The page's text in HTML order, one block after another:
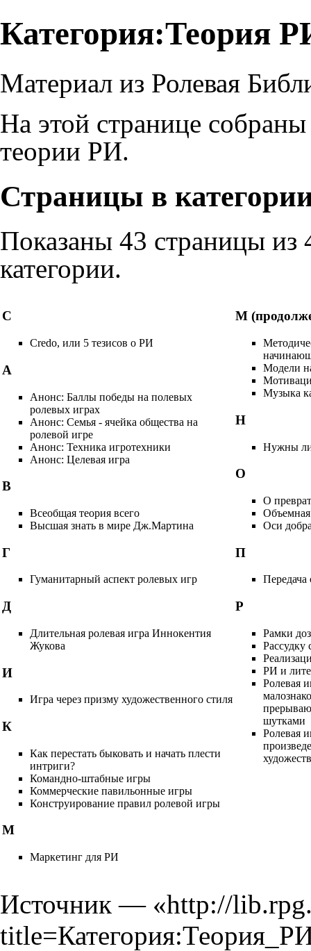
Категория:Теория
Материал из Ролевая
На этой странице
теории РИ.
Страницы в
Показаны 43 страницы из
категории.
C
Credo, или 5 тезисов о РИ
А
Анонс: Баллы победы на полевых
ролевых играх
Анонс: Семья - ячейка общества на
ролевой игре
Анонс: Техника игротехники
Анонс: Целевая игра
В
Всеобщая теория всего
Высшая знать в мире Дж.Мартина
Г
Гуманитарный аспект ролевых игр
Д
Длительная ролевая игра Иннокентия
Жукова
И
Игра через призму художественного стиля
К
Как перестать быковать и начать плести
интриги?
Командно-штабные игры
Коммерческие павильонные игры
Конструирование правил ролевой игры
М
Маркетинг для РИ
М
Модели
Музыка
Н
Нужны ли
О
О
Оси
П
Р
Рамки
Рассудку
РИ и
Ролевая
шутками
Ролевая
Источник — «http://